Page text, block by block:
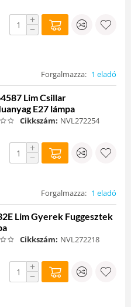
+
−
Forgalmazza: 1 eladó
Lim Csillar
E27 lámpa
Cikkszám: NVL272254
+
−
Forgalmazza: 1 eladó
Lim Gyerek Fuggesztek
Cikkszám: NVL272218
+
−